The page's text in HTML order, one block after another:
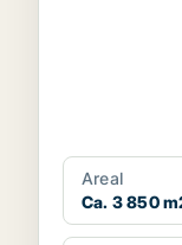
Areal
Ca. 3 850